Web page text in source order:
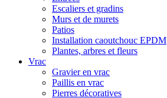
Escaliers et gradins
Murs et de murets
Patios
Installation caoutchouc EPDM
Plantes, arbres et fleurs
Vrac
Gravier en vrac
Paillis en vrac
Pierres décoratives